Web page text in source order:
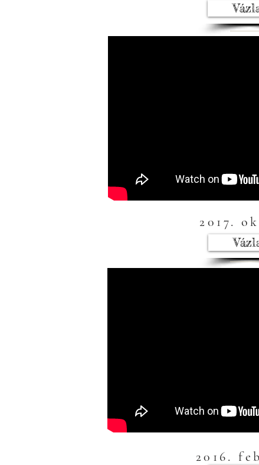
2017.
2016.